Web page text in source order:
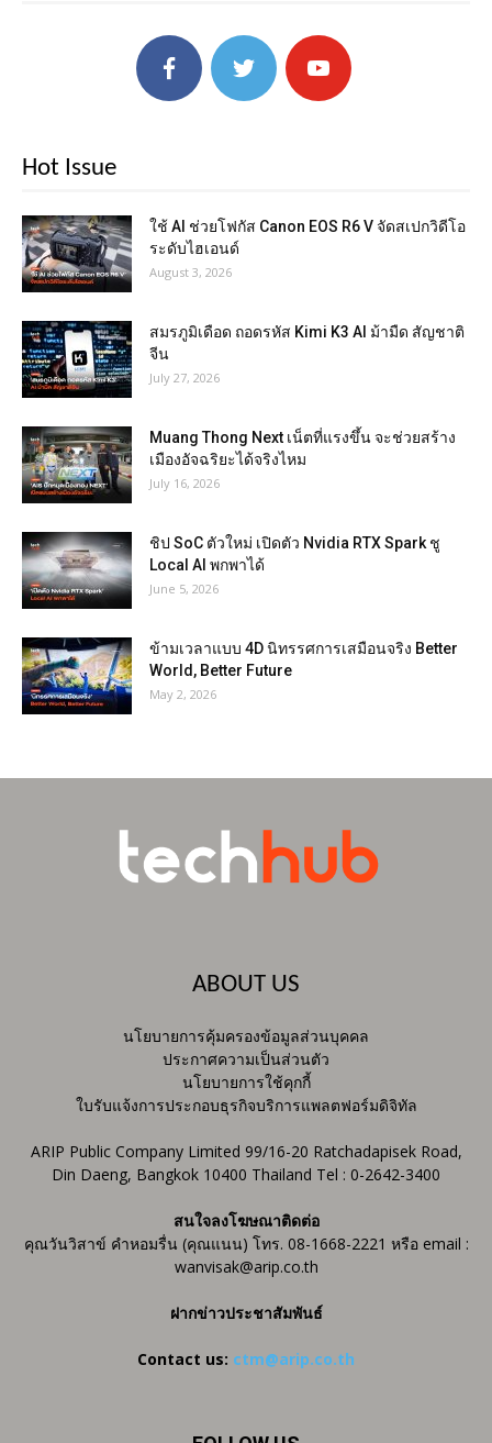
Hot Issue
ใช้ AI ช่วยโฟกัส Canon EOS R6 V จัดสเปกวิดีโอ
ระดับไฮเอนด์
August 3, 2026
สมรภูมิเดือด ถอดรหัส Kimi K3 AI ม้ามืด สัญชาติ
จีน
July 27, 2026
Muang Thong Next เน็ตที่แรงขึ้น จะช่วยสร้าง
เมืองอัจฉริยะได้จริงไหม
July 16, 2026
ชิป SoC ตัวใหม่ เปิดตัว Nvidia RTX Spark ชู
Local AI พกพาได้
June 5, 2026
ข้ามเวลาแบบ 4D นิทรรศการเสมือนจริง Better
World, Better Future
May 2, 2026
ABOUT US
นโยบายการคุ้มครองข้อมูลส่วนบุคคล
ประกาศความเป็นส่วนตัว
นโยบายการใช้คุกกี้
ใบรับแจ้งการประกอบธุรกิจบริการแพลตฟอร์มดิจิทัล
ARIP Public Company Limited 99/16-20 Ratchadapisek Road,
Din Daeng, Bangkok 10400 Thailand Tel : 0-2642-3400
สนใจลงโฆษณาติดต่อ
คุณวันวิสาข์ คำหอมรื่น (คุณแนน) โทร. 08-1668-2221 หรือ email :
wanvisak@arip.co.th
ฝากข่าวประชาสัมพันธ์
Contact us: ctm@arip.co.th